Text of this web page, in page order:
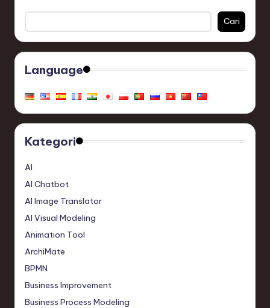
Cari
Language
Kategori
AI
AI Chatbot
AI Image Translator
AI Visual Modeling
Animation Tool
ArchiMate
BPMN
Business Improvement
Business Process Modeling